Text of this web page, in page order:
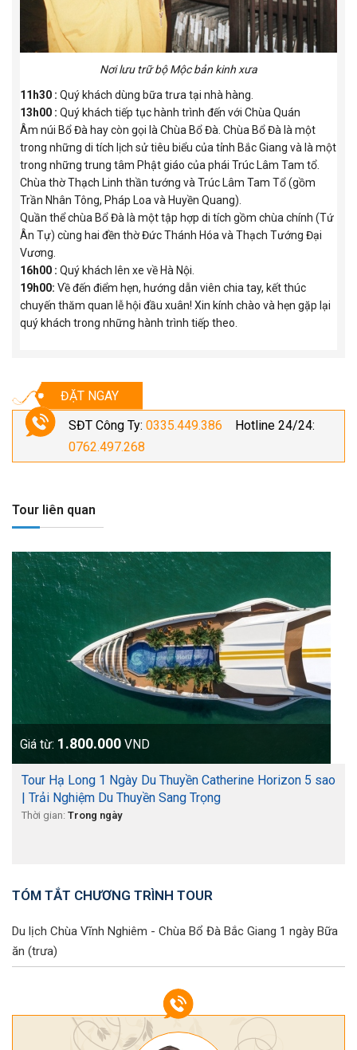
Nơi lưu trữ bộ Mộc bản kinh xưa
11h30 : Quý khách dùng bữa trưa tại nhà hàng.
13h00 : Quý khách tiếp tục hành trình đến với Chùa Quán
Âm núi Bổ Đà hay còn gọi là Chùa Bổ Đà. Chùa Bổ Đà là một
trong những di tích lịch sử tiêu biểu của tỉnh Bắc Giang và là một
trong những trung tâm Phật giáo của phái Trúc Lâm Tam tổ.
Chùa thờ Thạch Linh thần tướng và Trúc Lâm Tam Tổ (gồm
Trần Nhân Tông, Pháp Loa và Huyền Quang).
Quần thể chùa Bổ Đà là một tập hợp di tích gồm chùa chính (Tứ
Ân Tự) cùng hai đền thờ Đức Thánh Hóa và Thạch Tướng Đại
Vương.
16h00 : Quý khách lên xe về Hà Nội.
19h00: Về đến điểm hẹn, hướng dẫn viên chia tay, kết thúc
chuyến thăm quan lễ hội đầu xuân! Xin kính chào và hẹn gặp lại
quý khách trong những hành trình tiếp theo.
ĐẶT NGAY
SĐT Công Ty: 0335.449.386 Hotline 24/24:
0762.497.268
Tour liên quan
Giá từ: 1.800.000 VND
Tour Hạ Long 1 Ngày Du Thuyền Catherine Horizon 5 sao
| Trải Nghiệm Du Thuyền Sang Trọng
Thời gian: Trong ngày
TÓM TẮT CHƯƠNG TRÌNH TOUR
Du lịch Chùa Vĩnh Nghiêm - Chùa Bổ Đà Bắc Giang 1 ngày Bữa
ăn (trưa)